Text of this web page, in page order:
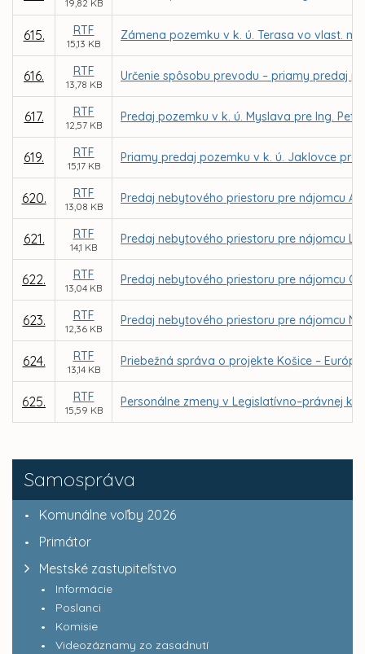
Samospráva
Komunálne voľby 2026
Primátor
Mestské zastupiteľstvo
Informácie
Poslanci
Komisie
Videozáznamy zo zasadnutí
19,82 KB
615. RTF
15,13 KB
Zámena pozemku v k. ú. Terasa vo vlast.
616. RTF
13,78 KB
Určenie spôsobu prevodu – priamy predaj
617. RTF
12,57 KB
Predaj pozemku v k. ú. Myslava pre Ing.
619. RTF
15,17 KB
Priamy predaj pozemku v k. ú. Jaklovce pre
620. RTF
13,08 KB
Predaj nebytového priestoru pre nájomcu
621. RTF
14,1 KB
Predaj nebytového priestoru pre nájomcu
622. RTF
13,04 KB
Predaj nebytového priestoru pre nájomcu
623. RTF
12,36 KB
Predaj nebytového priestoru pre nájomcu
624. RTF
13,14 KB
Priebežná správa o projekte Košice –
625. RTF
15,59 KB
Personálne zmeny v Legislatívno–právnej